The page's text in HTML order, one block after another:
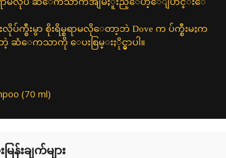
က္စီးမွာ စိုးရိမ္စရာမလိုေတာ့ဘဲ Dove က ပ်က္စီးမႈက
ေကသာကို ေပးစြမ္းႏိုင္မွာပါ။
(70 ml)
န်းချက်များ